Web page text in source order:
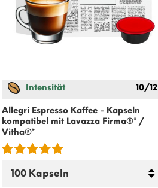
Intensität 10/12
Allegri Espresso Kaffee - Kapseln
kompatibel mit Lavazza Firma®* /
Vitha®*